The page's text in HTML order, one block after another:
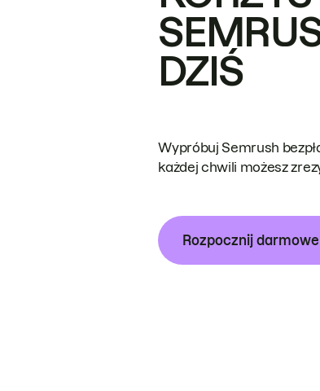
DZIŚ
Wypróbuj Semrush
każdej chwili możesz
Rozpocznij